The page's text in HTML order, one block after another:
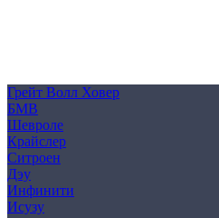
Грейт Волл Ховер
БМВ
Шевроле
Крайслер
Ситроен
Дэу
Инфинити
Исузу